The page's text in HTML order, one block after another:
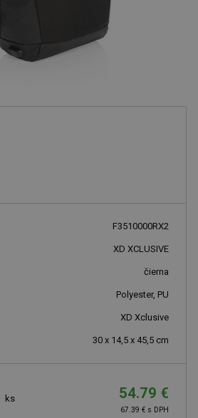
F3510000RX2
XD XCLUSIVE
čierna
Polyester, PU
XD Xclusive
30 x 14,5 x 45,5 cm
ks 54.79 €
67.39 € s DPH